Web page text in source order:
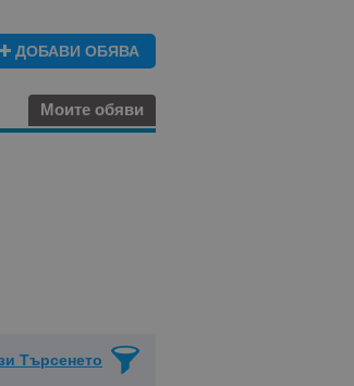
ДОБАВИ ОБЯВА
Моите обяви
Търсенето